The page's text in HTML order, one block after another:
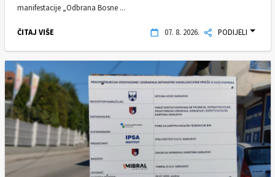
manifestacije „Odbrana Bosne ...
ČITAJ VIŠE 07. 8. 2026. PODIJELI